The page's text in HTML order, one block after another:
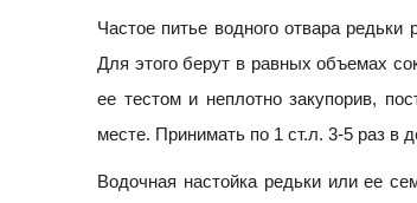
Частое питье водного отвара
Для этого берут в равных объемах
ее тестом и неплотно закупорив,
месте. Принимать по 1 ст.л. 3-5 раз в
Водочная настойка редьки или ее